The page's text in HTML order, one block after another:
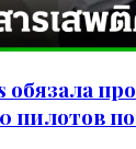
обязала
пилотов